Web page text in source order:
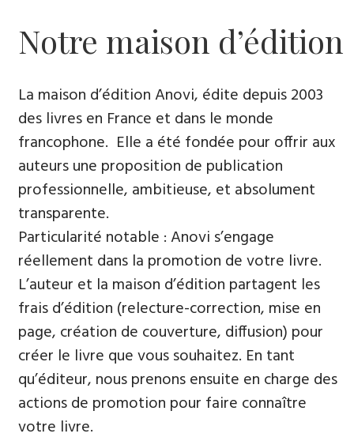
Notre maison d’édition
La maison d’édition Anovi, édite depuis 2003
des livres en France et dans le monde
francophone. Elle a été fondée pour offrir aux
auteurs une proposition de publication
professionnelle, ambitieuse, et absolument
transparente.
Particularité notable : Anovi s’engage
réellement dans la promotion de votre livre.
L’auteur et la maison d’édition partagent les
frais d’édition (relecture-correction, mise en
page, création de couverture, diffusion) pour
créer le livre que vous souhaitez. En tant
qu’éditeur, nous prenons ensuite en charge des
actions de promotion pour faire connaître
votre livre.